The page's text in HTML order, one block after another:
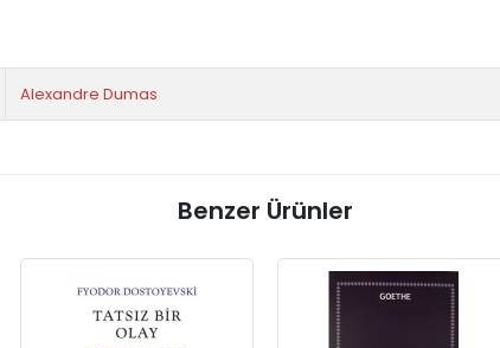
Alexandre Dumas
Benzer Ürünler